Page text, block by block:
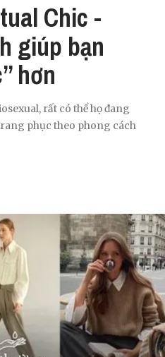
Chic -
giúp bạn
hơn
rất có thể họ đang
phục theo phong cách